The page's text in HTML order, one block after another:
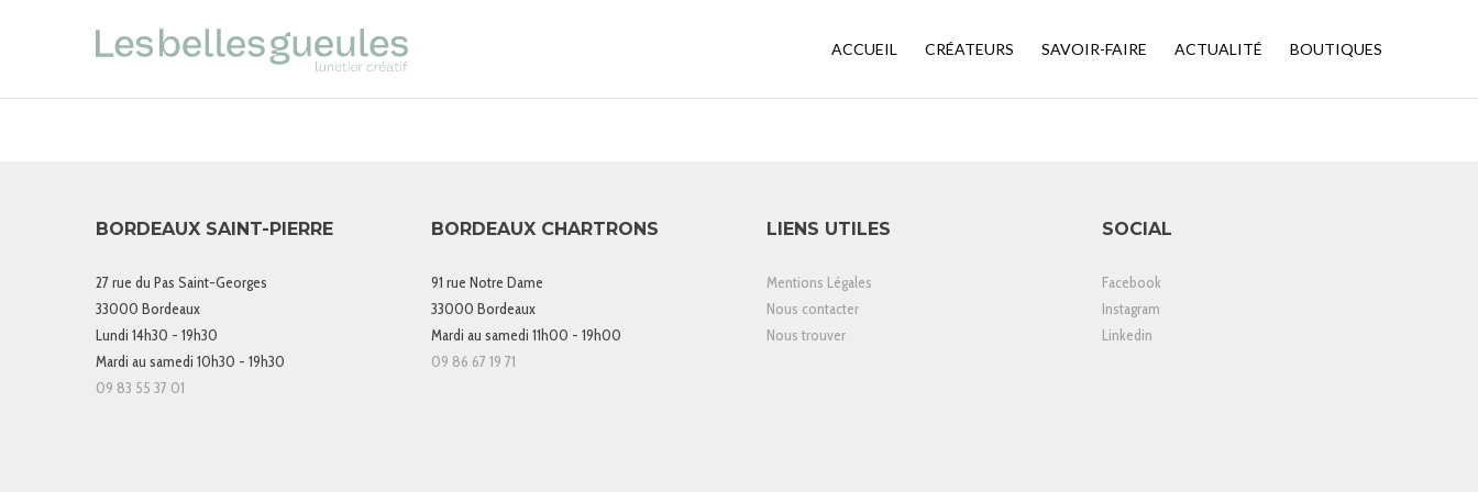
ACCUEIL CRÉATEURS SAVOIR-FAIRE ACTUALITÉ BOUTIQUES
BORDEAUX SAINT-PIERRE
27 rue du Pas Saint-Georges
33000 Bordeaux
Lundi 14h30 - 19h30
Mardi au samedi 10h30 - 19h30
09 83 55 37 01
BORDEAUX CHARTRONS
91 rue Notre Dame
33000 Bordeaux
Mardi au samedi 11h00 - 19h00
09 86 67 19 71
LIENS UTILES
Mentions Légales
Nous contacter
Nous trouver
SOCIAL
Facebook
Instagram
Linkedin